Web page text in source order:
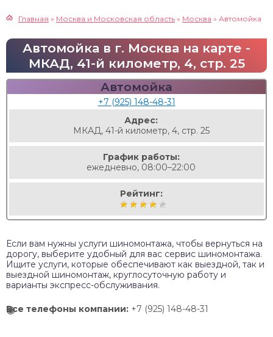
Главная » Москва и Московская область » Москва » Автомойка
Автомойка в г. Москва на карте -
МКАД, 41-й километр, 4, стр. 25
Автомойка
+7 (925) 148-48-31
Адрес:
МКАД, 41-й километр, 4, стр. 25
График работы:
ежедневно, 08:00–22:00
Рейтинг:
Если вам нужны услуги шиномонтажа, чтобы вернуться на
дорогу, выберите удобный для вас сервис шиномонтажа.
Ищите услуги, которые обеспечивают как выездной, так и
выездной шиномонтаж, круглосуточную работу и
варианты экспресс-обслуживания.
Все телефоны компании: +7 (925) 148-48-31